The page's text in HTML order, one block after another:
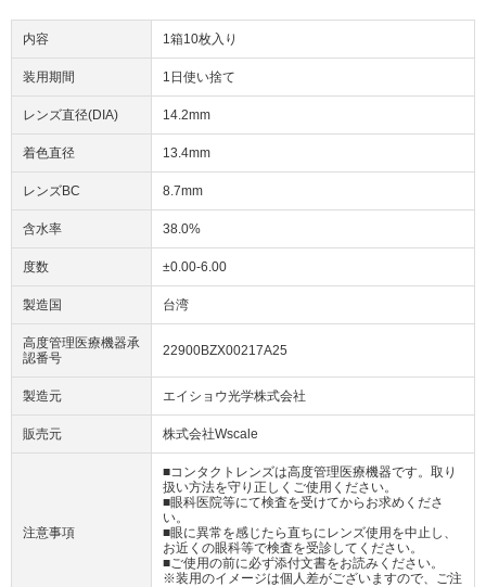
内容 1箱10枚入り
装用期間 1日使い捨て
レンズ直径(DIA) 14.2mm
着色直径 13.4mm
レンズBC 8.7mm
含水率 38.0%
度数 ±0.00-6.00
製造国 台湾
高度管理医療機器承
認番号
22900BZX00217A25
製造元 エイショウ光学株式会社
販売元 株式会社Wscale
注意事項
■コンタクトレンズは高度管理医療機器です。取り
扱い方法を守り正しくご使用ください。
■眼科医院等にて検査を受けてからお求めくださ
い。
■眼に異常を感じたら直ちにレンズ使用を中止し、
お近くの眼科等で検査を受診してください。
■ご使用の前に必ず添付文書をお読みください。
※装用のイメージは個人差がございますので、ご注